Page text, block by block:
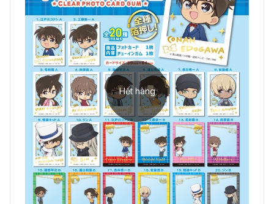
Hết hàng